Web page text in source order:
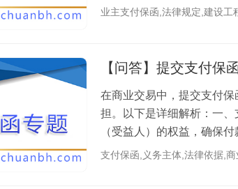
额应与合同约定的工程款
业主支付保函,法律规定,建设工
【问答】提交支付保
在商业交易中，提交支付
担。以下是详细解析：一
（受益人）的权益，确保
般由付款方承担。国际贸
支付保函,义务主体,法律依据,